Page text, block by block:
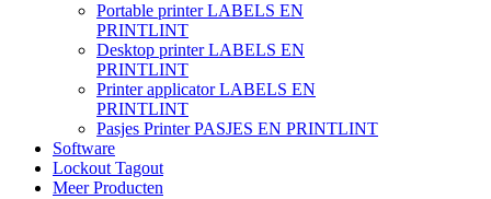
Portable printer LABELS EN
PRINTLINT
Desktop printer LABELS EN
PRINTLINT
Printer applicator LABELS EN
PRINTLINT
Pasjes Printer PASJES EN PRINTLINT
Software
Lockout Tagout
Meer Producten